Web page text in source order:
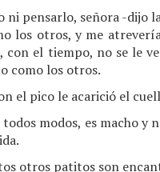
ni pensarlo, señora -dijo
los otros, y me
con el tiempo, no se le
como los otros.
el pico le acarició el
todos modos, es macho y
otros patitos son